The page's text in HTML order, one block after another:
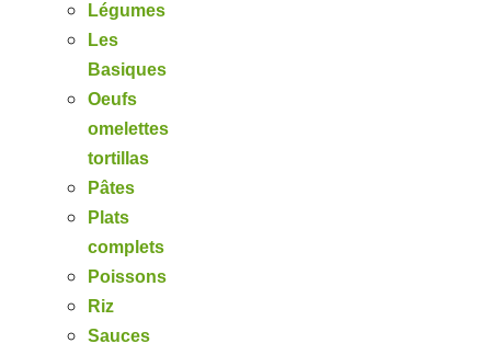
Légumes
Les
Basiques
Oeufs
omelettes
tortillas
Pâtes
Plats
complets
Poissons
Riz
Sauces